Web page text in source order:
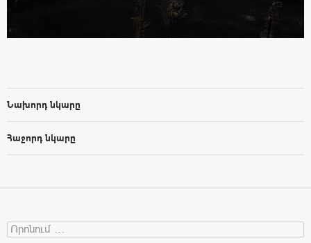
Նախորդ նկարը
Հաջորդ նկարը
Search for: